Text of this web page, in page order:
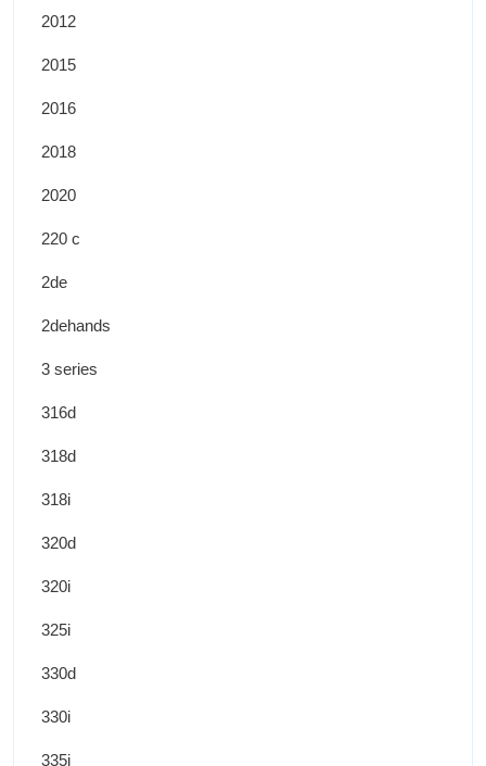
2012
2015
2016
2018
2020
220 c
2de
2dehands
3 series
316d
318d
318i
320d
320i
325i
330d
330i
335i